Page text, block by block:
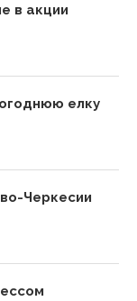
в акции
елку
Черкесии